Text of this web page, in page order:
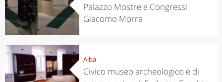
Palazzo Mostre e Congressi
Giacomo Morra
Alba
Civico museo archeologico e di